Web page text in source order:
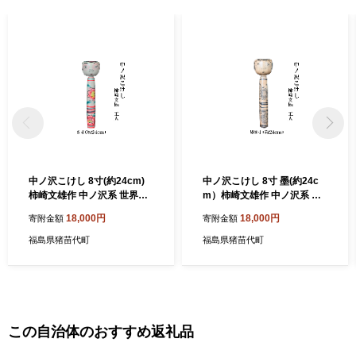
中ノ沢こけし 8寸(約24cm)
柿崎文雄作 中ノ沢系 世界に1
寄附金額 18,000円
福島県猪苗代町
中ノ沢こけし 8寸 墨(約24c
m）柿崎文雄作 中ノ沢系 世
3]
寄附金額 18,000円
福島県猪苗代町
この自治体のおすすめ返礼品